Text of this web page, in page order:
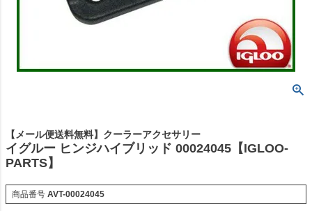
【メール便送料無料】クーラーアクセサリー
イグルー ヒンジハイブリッド 00024045【IGLOO-
PARTS】
商品番号 AVT-00024045